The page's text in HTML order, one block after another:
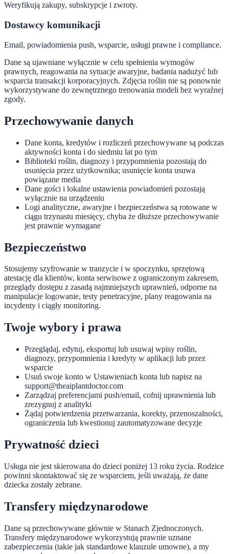
Weryfikują zakupy, subskrypcje i zwroty.
Dostawcy komunikacji
Email, powiadomienia push, wsparcie, usługi prawne i compliance.
Dane są ujawniane wyłącznie w celu spełnienia wymogów
prawnych, reagowania na sytuacje awaryjne, badania nadużyć lub
wsparcia transakcji korporacyjnych. Zdjęcia roślin nie są ponownie
wykorzystywane do zewnętrznego trenowania modeli bez wyraźnej
zgody.
Przechowywanie danych
Dane konta, kredytów i rozliczeń przechowywane są podczas
aktywności konta i do siedmiu lat po tym
Biblioteki roślin, diagnozy i przypomnienia pozostają do
usunięcia przez użytkownika; usunięcie konta usuwa
powiązane media
Dane gości i lokalne ustawienia powiadomień pozostają
wyłącznie na urządzeniu
Logi analityczne, awaryjne i bezpieczeństwa są rotowane w
ciągu trzynastu miesięcy, chyba że dłuższe przechowywanie
jest prawnie wymagane
Bezpieczeństwo
Stosujemy szyfrowanie w tranzycie i w spoczynku, sprzętową
atestację dla klientów, konta serwisowe z ograniczonym zakresem,
przeglądy dostępu z zasadą najmniejszych uprawnień, odporne na
manipulacje logowanie, testy penetracyjne, plany reagowania na
incydenty i ciągły monitoring.
Twoje wybory i prawa
Przeglądaj, edytuj, eksportuj lub usuwaj wpisy roślin,
diagnozy, przypomnienia i kredyty w aplikacji lub przez
wsparcie
Usuń swoje konto w Ustawieniach konta lub napisz na
support@theaiplantdoctor.com
Zarządzaj preferencjami push/email, cofnij uprawnienia lub
zrezygnuj z analityki
Żądaj potwierdzenia przetwarzania, korekty, przenoszalności,
ograniczenia lub kwestionuj zautomatyzowane decyzje
Prywatność dzieci
Usługa nie jest skierowana do dzieci poniżej 13 roku życia. Rodzice
powinni skontaktować się ze wsparciem, jeśli uważają, że dane
dziecka zostały zebrane.
Transfery międzynarodowe
Dane są przechowywane głównie w Stanach Zjednoczonych.
Transfery międzynarodowe wykorzystują prawnie uznane
zabezpieczenia (takie jak standardowe klauzule umowne), a my